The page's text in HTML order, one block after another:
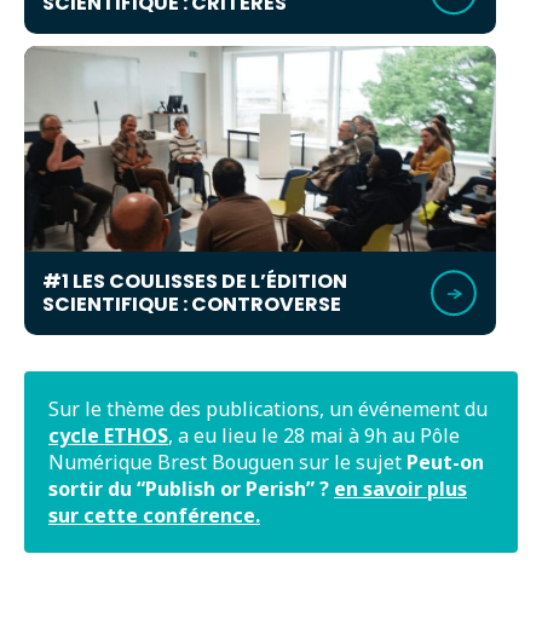
#1 LES COULISSES DE L’ÉDITION
SCIENTIFIQUE : CONTROVERSE
Sur le thème des publications, un événement du
cycle ETHOS, a eu lieu le 28 mai à 9h au Pôle
Numérique Brest Bouguen sur le sujet Peut-on
sortir du “Publish or Perish” ? en savoir plus
sur cette conférence.